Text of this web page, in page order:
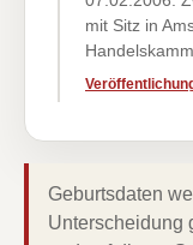
mit Sitz in
Geburtsdaten
Unterscheidung